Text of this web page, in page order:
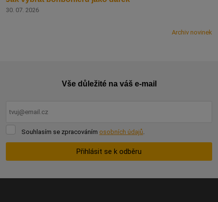
30. 07. 2026
Archiv novinek
Vše důležité na váš e-mail
Souhlasím
Souhlasím se zpracováním osobních údajů
Přihlásit se k odběru